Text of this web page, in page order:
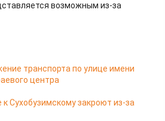
возможным из-за
транспорта по улице имени
центра
Сухобузимскому закроют из-за